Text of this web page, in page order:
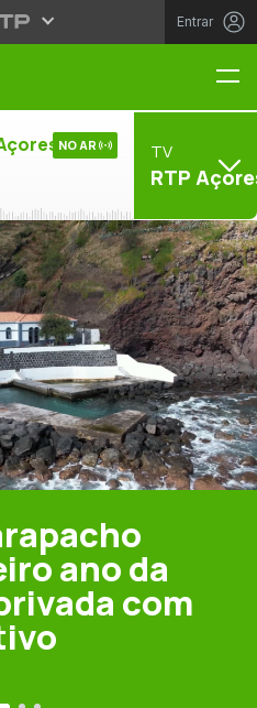
Entrar
NO AR TV
RTP
ano da
com